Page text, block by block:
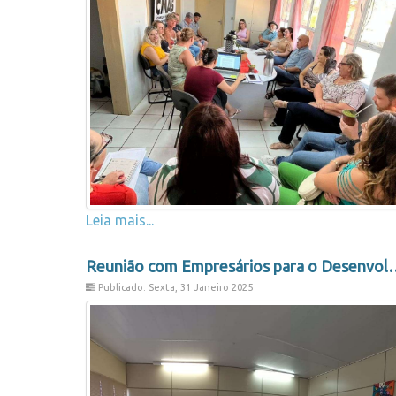
Leia mais...
Reunião com
Publicado: Sexta, 31 Janeiro 2025